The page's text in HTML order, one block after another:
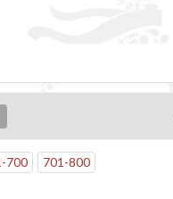
-700 701 -800